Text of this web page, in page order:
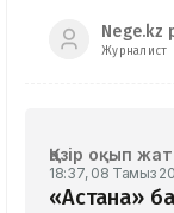
Nege.kz
Журналист
Қазір оқып
18:37, 08 Тамыз
«Астана»